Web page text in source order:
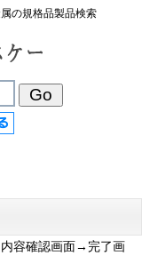
の規格品製品検索
容確認画面→完了画